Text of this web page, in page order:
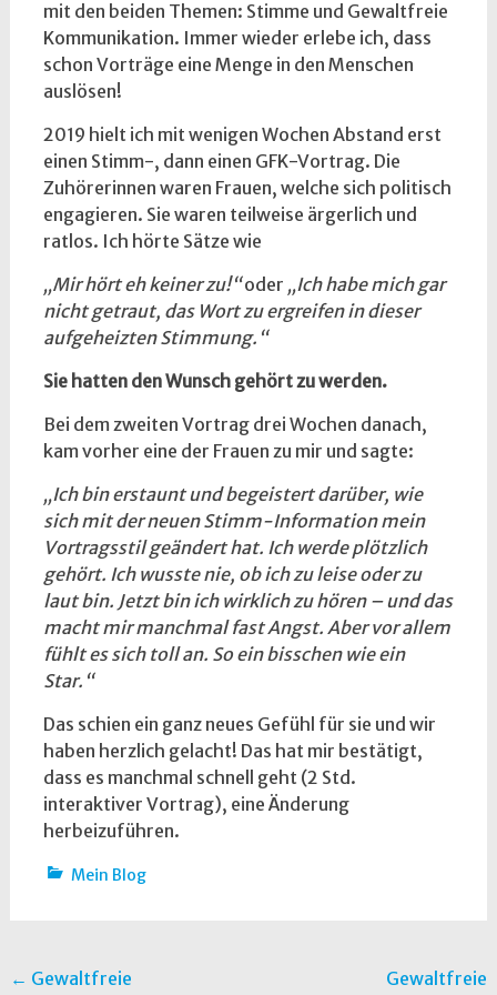
mit den beiden Themen: Stimme und Gewaltfreie
Kommunikation. Immer wieder erlebe ich, dass
schon Vorträge eine Menge in den Menschen
auslösen!
2019 hielt ich mit wenigen Wochen Abstand erst
einen Stimm-, dann einen GFK-Vortrag. Die
Zuhörerinnen waren Frauen, welche sich politisch
engagieren. Sie waren teilweise ärgerlich und
ratlos. Ich hörte Sätze wie
„Mir hört eh keiner zu!“oder „Ich habe mich gar
nicht getraut, das Wort zu ergreifen in dieser
aufgeheizten Stimmung.“
Sie hatten den Wunsch gehört zu werden.
Bei dem zweiten Vortrag drei Wochen danach,
kam vorher eine der Frauen zu mir und sagte:
„Ich bin erstaunt und begeistert darüber, wie
sich mit der neuen Stimm-Information mein
Vortragsstil geändert hat. Ich werde plötzlich
gehört. Ich wusste nie, ob ich zu leise oder zu
laut bin. Jetzt bin ich wirklich zu hören – und das
macht mir manchmal fast Angst. Aber vor allem
fühlt es sich toll an. So ein bisschen wie ein
Star.“
Das schien ein ganz neues Gefühl für sie und wir
haben herzlich gelacht! Das hat mir bestätigt,
dass es manchmal schnell geht (2 Std.
interaktiver Vortrag), eine Änderung
herbeizuführen.
Mein Blog
Post
← Gewaltfreie
Gewaltfreie